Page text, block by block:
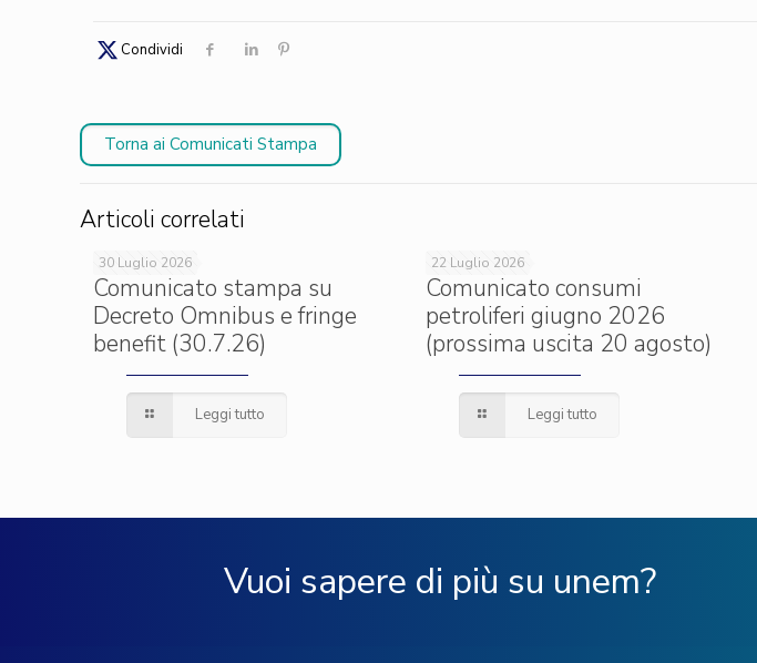
Condividi
Torna ai Comunicati Stampa
Articoli correlati
30 Luglio 2026
Comunicato stampa su
Decreto Omnibus e fringe
benefit (30.7.26)
Leggi tutto
22 Luglio 2026
Comunicato consumi
petroliferi giugno 2026
(prossima uscita 20 agosto)
Leggi tutto
Vuoi sapere di più su unem?